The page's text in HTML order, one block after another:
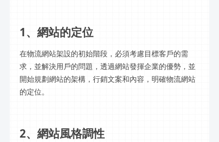
1、網站的定位
在物流網站架設的初始階段，必須考慮目標客戶的需
求，並解決用戶的問題，透過網站發揮企業的優勢，並
開始規劃網站的架構，行銷文案和內容，明確物流網站
的定位。
2、網站風格調性